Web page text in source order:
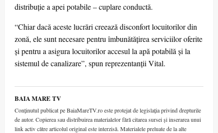
distribuție a apei potabile – cuplare conductă.
“Chiar dacă aceste lucrări creează disconfort locuitorilor din
zonă, ele sunt necesare pentru îmbunătățirea serviciilor oferite
și pentru a asigura locuitorilor accesul la apă potabilă și la
sistemul de canalizare”, spun reprezentanţii Vital.
BAIA MARE TV
Conținutul publicat pe BaiaMareTV.ro este protejat de legislația privind drepturile
de autor. Copierea sau distribuirea materialelor fără citarea sursei și inserarea unui
link activ către articolul original este interzisă. Materialele preluate de la alte